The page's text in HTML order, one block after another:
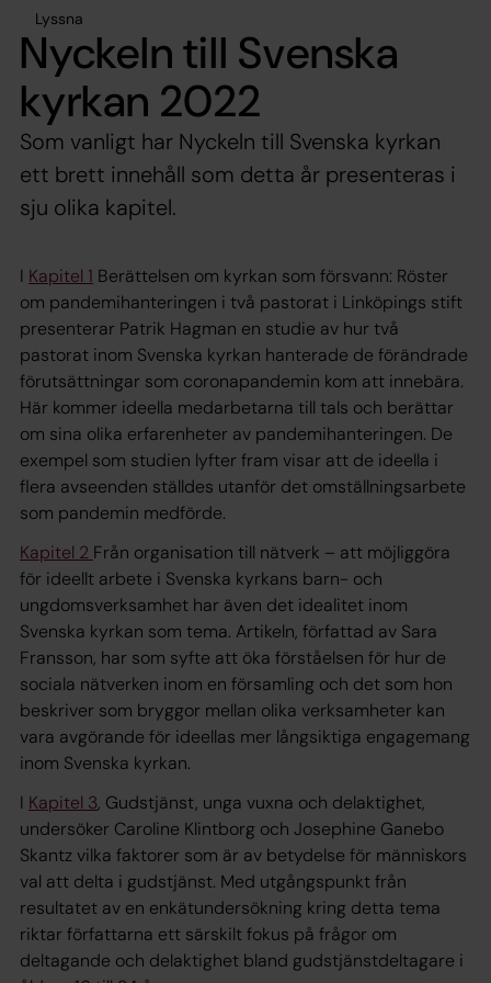
Lyssna
Nyckeln till Svenska
kyrkan 2022
Som vanligt har Nyckeln till Svenska kyrkan
ett brett innehåll som detta år presenteras i
sju olika kapitel.
I Kapitel 1 Berättelsen om kyrkan som försvann: Röster
om pandemihanteringen i två pastorat i Linköpings stift
presenterar Patrik Hagman en studie av hur två
pastorat inom Svenska kyrkan hanterade de förändrade
förutsättningar som coronapandemin kom att innebära.
Här kommer ideella medarbetarna till tals och berättar
om sina olika erfarenheter av pandemihanteringen. De
exempel som studien lyfter fram visar att de ideella i
flera avseenden ställdes utanför det omställningsarbete
som pandemin medförde.
Kapitel 2 Från organisation till nätverk – att möjliggöra
för ideellt arbete i Svenska kyrkans barn- och
ungdomsverksamhet har även det idealitet inom
Svenska kyrkan som tema. Artikeln, författad av Sara
Fransson, har som syfte att öka förståelsen för hur de
sociala nätverken inom en församling och det som hon
beskriver som bryggor mellan olika verksamheter kan
vara avgörande för ideellas mer långsiktiga engagemang
inom Svenska kyrkan.
I Kapitel 3, Gudstjänst, unga vuxna och delaktighet,
undersöker Caroline Klintborg och Josephine Ganebo
Skantz vilka faktorer som är av betydelse för människors
val att delta i gudstjänst. Med utgångspunkt från
resultatet av en enkätundersökning kring detta tema
riktar författarna ett särskilt fokus på frågor om
deltagande och delaktighet bland gudstjänstdeltagare i